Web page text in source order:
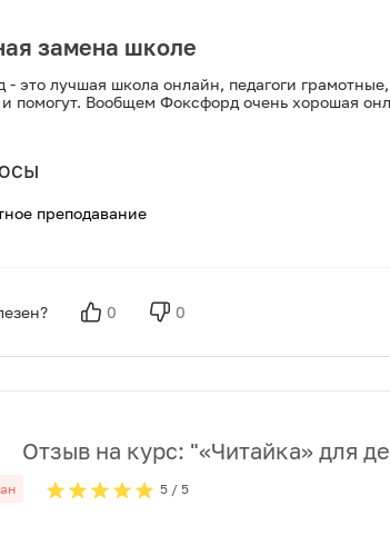
замена школе
это лучшая школа онлайн, педагоги
и помогут. Вообщем Фоксфорд очень хорошая
преподавание
0 0
Отзыв на курс: "«Читайка» для
5 / 5